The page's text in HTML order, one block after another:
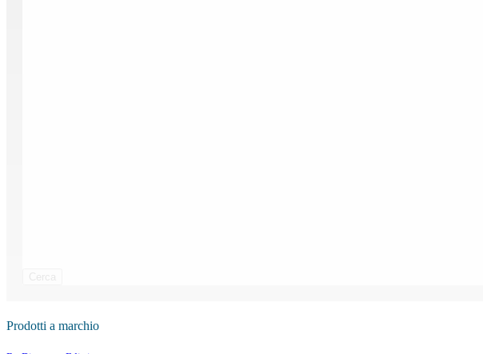
Prodotti a marchio